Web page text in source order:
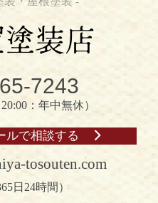
7243
：年中無休）
ルで相談する
tosouten.com
日24時間）